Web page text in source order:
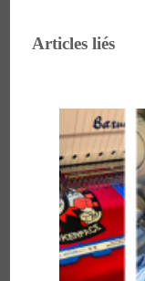
l’article
Articles liés